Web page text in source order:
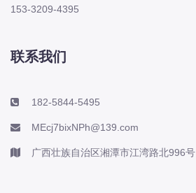
153-3209-4395
联系我们
182-5844-5495
MEcj7bixNPh@139.com
广西壮族自治区湘潭市江湾路北996号